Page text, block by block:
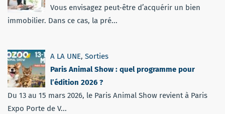
Vous envisagez peut-être d’acquérir un bien
immobilier. Dans ce cas, la pré...
A LA UNE, Sorties
Paris Animal Show : quel programme pour
l’édition 2026 ?
Du 13 au 15 mars 2026, le Paris Animal Show revient à Paris
Expo Porte de V...